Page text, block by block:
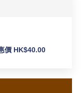
價 HK$40.00